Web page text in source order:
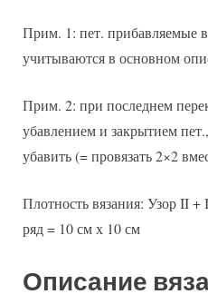
Прим. 1: пет. прибавляемые
учитываются в основном
Прим. 2: при последнем
убавлением и закрытием
убавить (= провязать 2×2
Плотность вязания: Узор II
ряд = 10 см х 10 см
Описание